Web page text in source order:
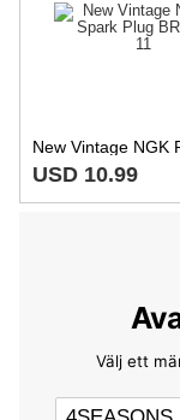
USD 10.99
Välj ett